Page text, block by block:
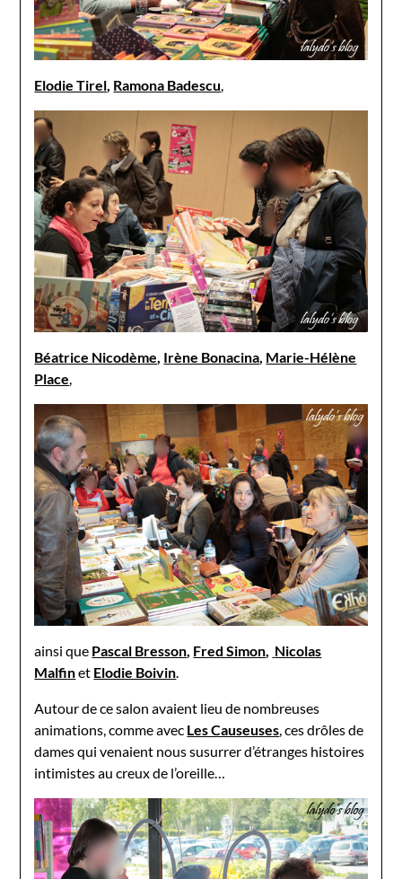
Elodie Tirel Ramona Badescu
Béatrice Nicodème, Irène Bonacina, Marie-Hélène
Place,
ainsi que Pascal Bresson, Fred Simon, Nicolas
Malfinet Elodie Boivin.
Autour de ce salon avaient lieu de nombreuses
animations, comme avec Les Causeuses, ces drôles de
dames qui venaient nous susurrer d’étranges histoires
intimistes au creux de l’oreille…